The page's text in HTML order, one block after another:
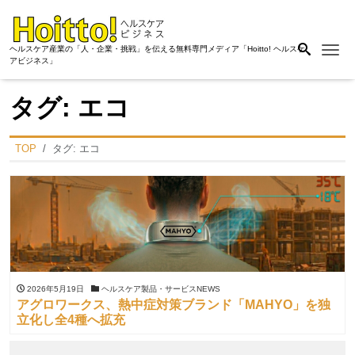
ヘルスケア産業の「人・企業・挑戦」を伝える無料専門メディア「Hoitto! ヘルスケ
アビジネス」
タグ: エコ
TOP タグ: エコ
2026年5月19日 ヘルスケア製品・サービスNEWS
アグロワークス、熱中症対策ブランド「MAHYO」を独
立化し全4種へ拡充